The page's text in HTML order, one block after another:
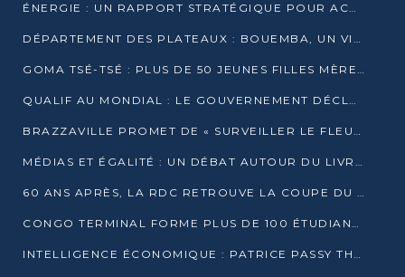
ÉNERGIE : UN RAPPORT STRATÉGIQUE POUR ACCÉLÉRER LA TRANSITION AU CONGO
DÉPARTEMENT DES PLATEAUX : BOUEMBA, UN VIVIER ÉCONOMIQUE PRÊT À EXPLOSER
GOMA TSÉ-TSÉ : PLUS DE 50 JEUNES FILLES MÈRES SENSIBILISÉES À LA SANTÉ SEXUELLE
QUALIF AU MONDIAL : LE GOUVERNEMENT DÉCLARE LA JOURNÉE DU 1ER AVRIL 2026 CHÔMÉE ET PAYÉE
BRAZZAVILLE PROMET DE « SURVEILLER LE FLEUVE » APRÈS LA QUALIFICATION DE LA RDC AU MONDIAL
MÉDIAS ET ÉGALITÉ : UN DÉBAT AUTOUR DU LIVRE « CES FEMMES QUI REPRENNENT LE POUVOIR SUR LEUR VIE »
60 ANS APRÈS, LA RDC RETROUVE LA COUPE DU MONDE
CONGO TERMINAL FORME PLUS DE 100 ÉTUDIANTS AUX TECHNIQUES D’EMBAUCHE
INTELLIGENCE ÉCONOMIQUE : PATRICE PASSY THÉORISE UNE STRATÉGIE ADAPTÉE AUX CONTEXTES FRAGMENTÉS